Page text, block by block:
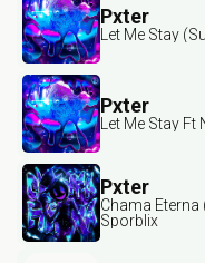
Pxter
Let Me Stay
Pxter
Let Me Stay Ft
Pxter
Chama Eterna
Sporblix